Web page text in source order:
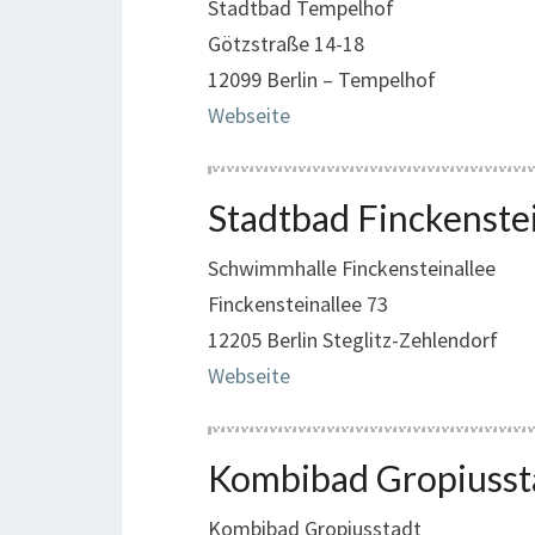
Stadtbad Tempelhof
Götzstraße 14-18
12099 Berlin – Tempelhof
Webseite
Stadtbad
Schwimmhalle Finckensteinallee
Finckensteinallee 73
12205 Berlin Steglitz-Zehlendorf
Webseite
Kombibad
Kombibad Gropiusstadt